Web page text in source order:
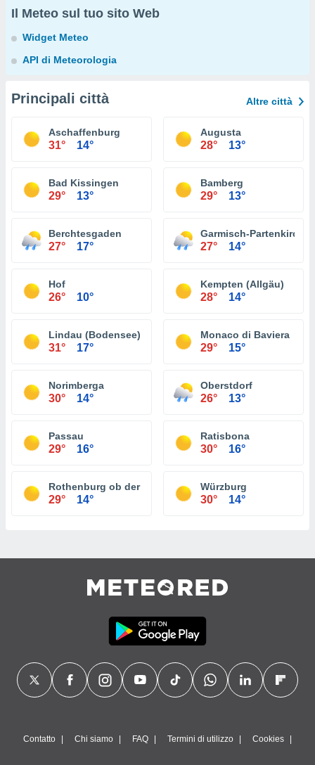
Il Meteo sul tuo sito Web
Widget Meteo
API di Meteorologia
Principali città Altre città
Aschaffenburg
31° 14°
Augusta
28° 13°
Bad Kissingen
29° 13°
Bamberg
29° 13°
Berchtesgaden
27° 17°
Garmisch-
27° 14°
Hof
26° 10°
Kempten (Allgäu)
28° 14°
Lindau (Bodensee)
31° 17°
Monaco di Baviera
29° 15°
Norimberga
30° 14°
Oberstdorf
26° 13°
Passau
29° 16°
Ratisbona
30° 16°
Rothenburg ob der Tauber
29° 14°
Würzburg
30° 14°
Contatto Chi siamo FAQ Termini di utilizzo Cookies